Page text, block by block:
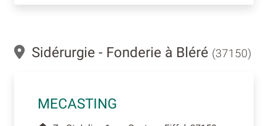
Sidérurgie - Fonderie à Bléré (37150)
MECASTING